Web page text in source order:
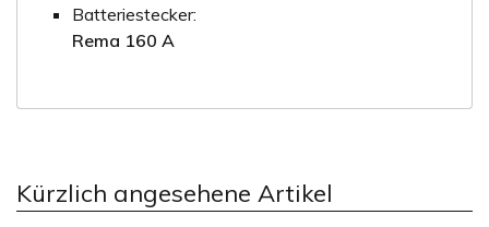
Batteriestecker:
Rema 160 A
Kürzlich angesehene Artikel